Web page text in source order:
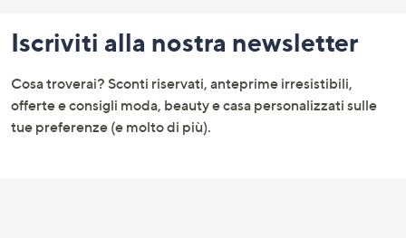
menu
e
informazioni
Iscriviti alla nostra newsletter
Cosa troverai? Sconti riservati, anteprime irresistibili,
offerte e consigli moda, beauty e casa personalizzati sulle
tue preferenze (e molto di più).